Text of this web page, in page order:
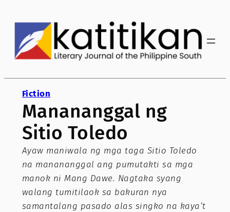
content
Fiction
Manananggal ng
Sitio Toledo
Ayaw maniwala ng mga taga Sitio Toledo
na manananggal ang pumutakti sa mga
manok ni Mang Dawe. Nagtaka syang
walang tumitilaok sa bakuran nya
samantalang pasado alas singko na kaya’t